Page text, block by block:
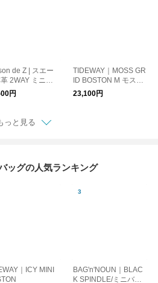
de Z | スエー
2WAY ミニボ
バッグ ショル
バッグ スエード
円
TIDEWAY｜MOSS GR
ID BOSTON M モスグ
リッドボストンM 鞄
カバン かばん 保存袋
23,100円
っと見る
ッグの人気ランキング
｜ICY MINI
BAG'n'NOUN｜BLAC
K SPINDLE/ミニバッ